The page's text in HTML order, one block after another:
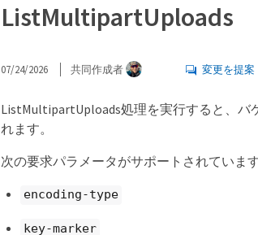
ListMultipartUploads
07/24/2026 共同作成者 変更を提案
ListMultipartUploads処理を実行すると、バ
れます。
次の要求パラメータがサポートされています
encoding-type
key-marker